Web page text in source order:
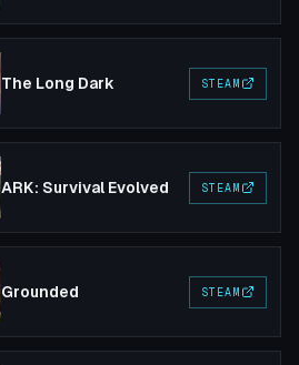
The Long Dark STEAM
ARK: Survival Evolved STEAM
Grounded STEAM